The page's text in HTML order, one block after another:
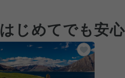
はじめてでも安
お気に入り